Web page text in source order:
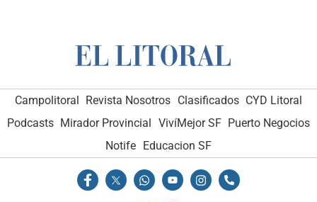
Campolitoral Revista Nosotros Clasificados CYD Litoral
Podcasts Mirador Provincial VivíMejor SF Puerto Negocios
Notife Educacion SF